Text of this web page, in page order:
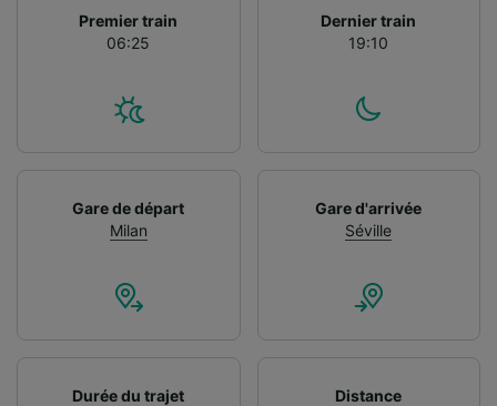
Premier train
06:25
Dernier train
19:10
Gare de départ
Milan
Gare d'arrivée
Séville
Durée du trajet
Distance